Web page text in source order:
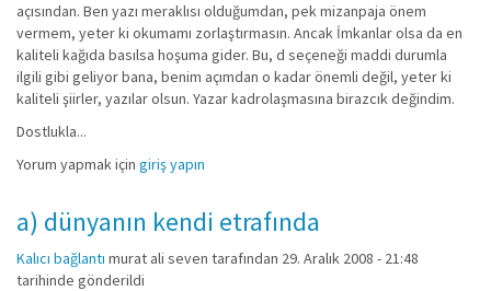
açısından. Ben yazı meraklısı olduğumdan, pek mizanpaja önem
vermem, yeter ki okumamı zorlaştırmasın. Ancak İmkanlar olsa da en
kaliteli kağıda basılsa hoşuma gider. Bu, d seçeneği maddi durumla
ilgili gibi geliyor bana, benim açımdan o kadar önemli değil, yeter ki
kaliteli şiirler, yazılar olsun. Yazar kadrolaşmasına birazcık değindim.
Dostlukla...
Yorum yapmak için giriş yapın
a) dünyanın kendi etrafında
Kalıcı bağlantı murat ali seven tarafından 29. Aralık 2008 - 21:48
tarihinde gönderildi